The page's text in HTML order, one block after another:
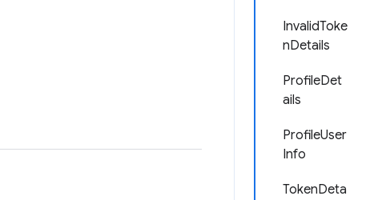
InvalidToke
nDetails
ProfileDet
ails
ProfileUser
Info
TokenDeta